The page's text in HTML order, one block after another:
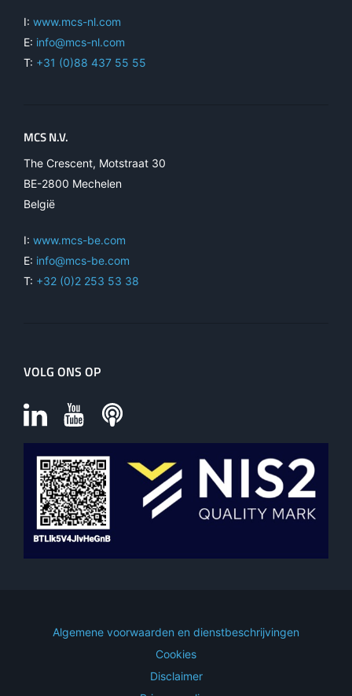
I: www.mcs-nl.com
E: info@mcs-nl.com
T: +31 (0)88 437 55 55
MCS N.V.
The Crescent, Motstraat 30
BE-2800 Mechelen
België
I: www.mcs-be.com
E: info@mcs-be.com
T: +32 (0)2 253 53 38
VOLG ONS OP
Algemene voorwaarden en dienstbeschrijvingen
Cookies
Disclaimer